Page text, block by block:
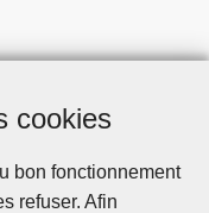
cookies
bon fonctionnement
refuser. Afin